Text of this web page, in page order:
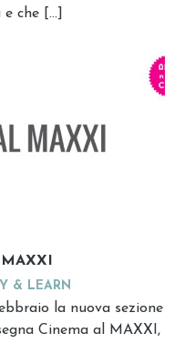
che […]
& LEARN
la nuova sezione
Cinema al MAXXI,